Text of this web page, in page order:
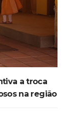
a troca
na região